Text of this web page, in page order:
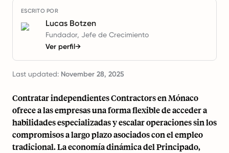
ESCRITO POR
Lucas Botzen
Fundador, Jefe de Crecimiento
Ver perfil→
Last updated: November 28, 2025
Contratar independientes Contractors en Mónaco
ofrece a las empresas una forma flexible de acceder a
habilidades especializadas y escalar operaciones sin los
compromisos a largo plazo asociados con el empleo
tradicional. La economía dinámica del Principado,